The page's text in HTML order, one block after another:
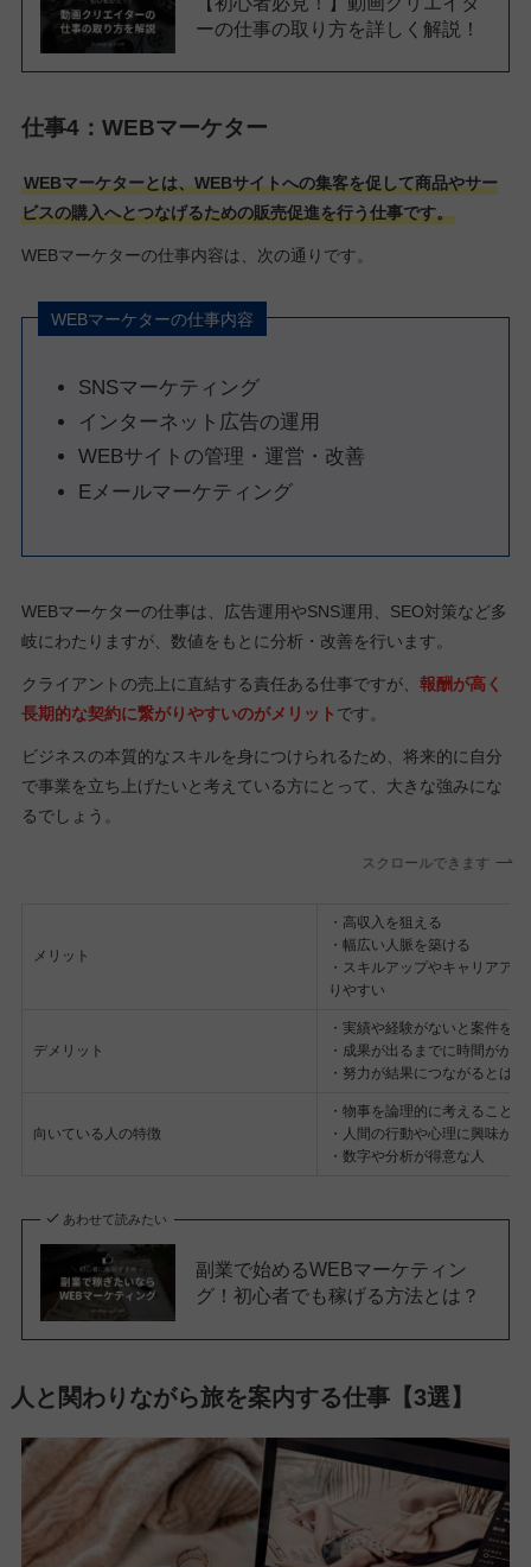
ーの仕事の取り方を詳しく解説！
仕事4：WEBマーケター
WEBマーケターとは、WEBサイトへの集客を促して商品やサー
ビスの購入へとつなげるための販売促進を行う仕事です。
WEBマーケターの仕事内容は、次の通りです。
WEBマーケターの仕事内容
SNSマーケティング
インターネット広告の運用
WEBサイトの管理・運営・改善
Eメールマーケティング
WEBマーケターの仕事は、広告運用やSNS運用、SEO対策など多
岐にわたりますが、数値をもとに分析・改善を行います。
クライアントの売上に直結する責任ある仕事ですが、 報酬が高く
長期的な契約に繋がりやすいのがメリット です。
ビジネスの本質的なスキルを身につけられるため、将来的に自分
で事業を立ち上げたいと考えている方にとって、大きな強みにな
るでしょう。
スクロールできます
メリット
・高収入を狙える
・幅広い人脈を築ける
・スキルアップやキャリアア
りやすい
デメリット
・実績や経験がないと案件を
・成果が出るまでに時間がかか
・努力が結果につながるとは
向いている人の特徴
・物事を論理的に考えること
・人間の行動や心理に興味があ
・数字や分析が得意な人
あわせて読みたい
副業で始めるWEBマーケティン
グ！初心者でも稼げる方法とは？
人と関わりながら旅を案内する仕事【3選】